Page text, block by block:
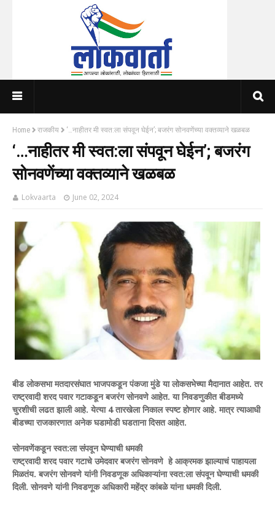
Home राजकीय ‘…नाहीतर मी स्वत:ला संपवून घेईन’; बजरंग सोनवणेंच्या वक्तव्याने खळबळ
‘…नाहीतर मी स्वत:ला संपवून घेईन’; बजरंग
सोनवणेंच्या वक्तव्याने खळबळ
Lokvaarta June 02, 2024
बीड लोकसभा मतदारसंघात भाजपकडून पंकजा मुंडे या लोकसभेच्या मैदानात आहेत. तर
राष्ट्रवादी शरद पवार गटाकडून बजरंग सोनवणे आहेत. या निवडणुकीत बीडमध्ये
चुरशीची लढत झाली आहे. येत्या 4 तारखेला निकाल स्पष्ट होणार आहे. मात्र त्याआधी
बीडच्या राजकारणात अनेक घडामोडी घडताना दिसत आहेत.
सोनवणेंकडून स्वत:ला संपवून घेण्याची धमकी
राष्ट्रवादी शरद पवार गटाचे उमेदवार बजरंग सोनवणे हे आक्रमक झाल्याचं पाहायला
मिळतंय. बजरंग सोनवणे यांनी निवडणूक अधिकाऱ्यांना स्वत:ला संपवून घेण्याची धमकी
दिली. सोनवणे यांनी निवडणूक अधिकारी महेंद्र कांबळे यांना धमकी दिली.